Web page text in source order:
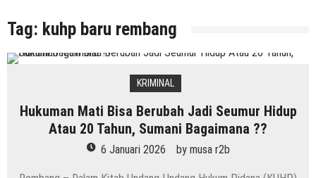
Tag: kuhp baru rembang
KRIMINAL
Hukuman Mati Bisa Berubah Jadi Seumur Hidup
Atau 20 Tahun, Sumani Bagaimana ??
6 Januari 2026 by musa r2b